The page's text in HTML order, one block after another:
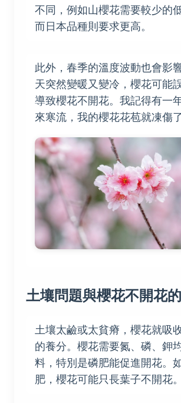
不同，例如山櫻花需要較少的
而日本品種則要求更高。
此外，春季的溫度波動也會影
天突然變暖又變冷，櫻花可能
導致櫻花不開花。我記得有一
來寒流，我的櫻花花苞就凍傷了
土壤問題與櫻花不開花
土壤太鹼或太貧瘠，櫻花就吸
的養分。櫻花需要氮、磷、鉀
料，特別是磷肥能促進開花。
肥，櫻花可能只長葉子不開花。